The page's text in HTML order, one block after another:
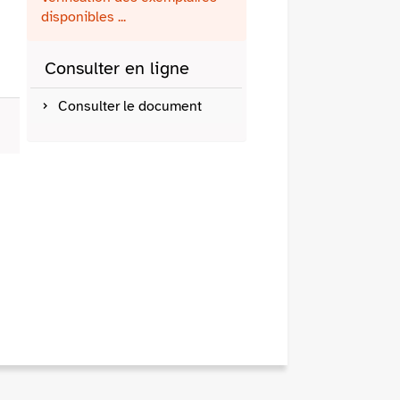
disponibles ...
Consulter en ligne
Consulter le document